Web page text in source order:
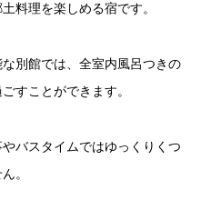
料理を楽しめる宿です。
別館では、全室内風呂つきの
すことができます。
バスタイムではゆっくりくつ
。